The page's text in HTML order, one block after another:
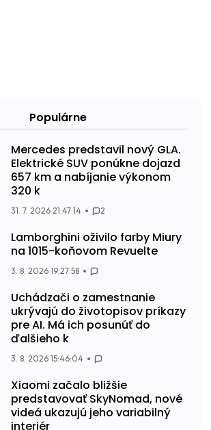
Populárne
Mercedes predstavil nový GLA.
Elektrické SUV ponúkne dojazd
657 km a nabíjanie výkonom
320 k
31. 7. 2026 21:47:14 2
Lamborghini oživilo farby Miury
na 1015-koňovom Revuelte
3. 8. 2026 19:27:58
Uchádzači o zamestnanie
ukrývajú do životopisov príkazy
pre AI. Má ich posunúť do
ďalšieho k
3. 8. 2026 15:46:04
Xiaomi začalo bližšie
predstavovať SkyNomad, nové
videá ukazujú jeho variabilný
interiér